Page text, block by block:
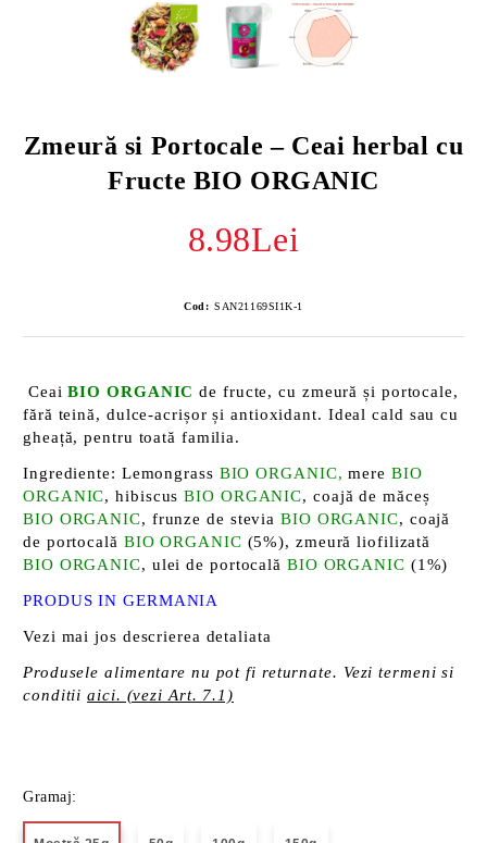
Zmeură si Portocale – Ceai herbal cu
Fructe BIO ORGANIC
8.98Lei
Cod: SAN21169SI1K-1
CeaiBIO ORGANIC de fructe, cu zmeură și portocale,
fără teină, dulce-acrișor și antioxidant. Ideal cald sau cu
gheață, pentru toată familia.
Ingrediente: Lemongrass BIO ORGANIC, mere BIO
ORGANIC, hibiscusBIO ORGANIC, coajă de măceș
BIO ORGANIC, frunze de steviaBIO ORGANIC, coajă
de portocală BIO ORGANIC (5%), zmeură liofilizată
BIO ORGANIC, ulei de portocală BIO ORGANIC (1%)
PRODUS IN GERMANIA
Vezi mai jos descrierea detaliata
Produsele alimentare nu pot fi returnate. Vezi termeni si
conditiiaici. (vezi Art. 7.1)
Gramaj: